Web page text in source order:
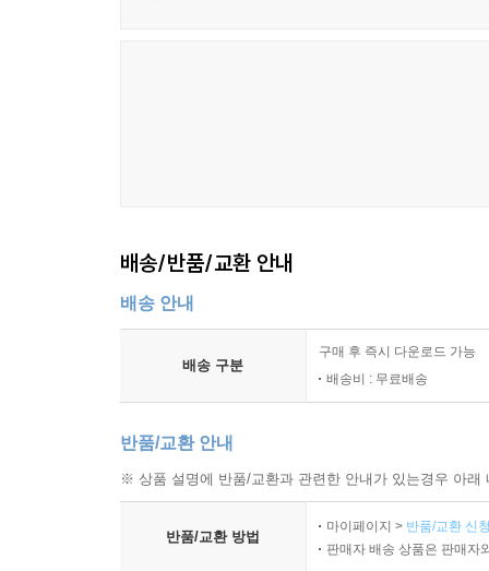
책임을 회피하지 않게 하는 말 151
독립심을 키우는 부모의 대화 153
스스로 문제를 해결하게 하는 말 155
주인의식을 심어주는 대화 157
성숙한 판단력을 키우는 말 159
제7장 인간관계를 잘하는 아이를 만드는 말 163
배려를 배우게 하는 말 165
친구를 소중히 여기게 하는 대화 167
공감 능력을 키우는 질문 말 169
배송/반품/교환 안내
배송 안내
배송 구분
구매 후 즉시 다운로드 가능
배송비 : 무료배송
반품/교환 안내
※ 상품 설명에 반품/교환과 관련한 안내가 있는경우 아
반품/교환 방법
마이페이지 > 반품/교환 신
판매자 배송 상품은 판매자